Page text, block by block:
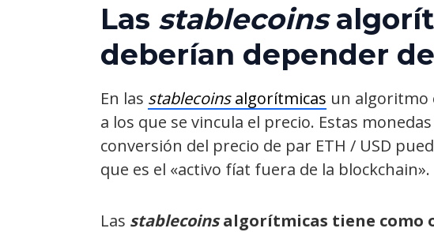
Las stablecoins
deberían depender
En las stablecoinsalgorítmicas un algoritmo
a los que se vincula el precio. Estas
conversión del precio de par ETH / USD
que es el «activo fíat fuera de la blockchain».
Las stablecoinsalgorítmicas tiene como